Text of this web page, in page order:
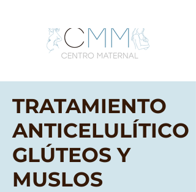
TRATAMIENTO
ANTICELULÍTICO
GLÚTEOS Y
MUSLOS